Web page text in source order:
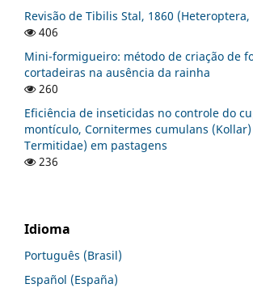
Revisão de Tibilis Stal, 1860
406
Mini-formigueiro: método de criação de
cortadeiras na ausência da rainha
260
Eficiência de inseticidas no controle do
montículo, Cornitermes cumulans
Termitidae) em pastagens
236
Idioma
Português (Brasil)
Español (España)